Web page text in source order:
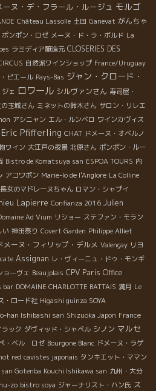
ーヌ・デ・フラール・ルージュ モルゴ
Château Lassolle 土田 Ganevat がんちゃ
ポンポン・ロゼ メーヌ・ド・ラ・ボルド La
ラミディア醸造元 CLOSERIES DES
自然派ワインショップ France/Uruguay
ピエール Pays-Bas ジャン・クロード・
ェ ロワール シルヴァンさん 寿司屋・
玉城さん ミネットの鈴木さん サロン・リレエ
アシニャン エル・ルンベロ ワインカヴィス
Eric Pfifferling CHAT ドメーヌ・オベルノ
ワイン 大江戸の夜景 北原さん ポンポン・ルー
Bistro de Komatsuya san ESPOA TOURS 内
アコワボン Marie-lo de l'Anglore La Colline
長女のマドレーヌちゃん ロマン・シャプイ
Lapierre Confianza 2016 Julien
Ad Vium リショー ステファン・モラン
い 神田祭り Covert Garden Philippe Alliet
メーヌ・フィリップ・デルメ Valençay リヨ
Assignan レ・ヴィーニュ・ドゥ・モンギ
ョーヴェ Beaujplais CPV Paris Office
bar DOMAINE CHARLOTTE BATTAIS 満月 Le
・ロード社 Higashi guinza SOYA
han Ishibashi san Shizuoka Japon France
ック ダヴィッド・シャペル シノン マルセ
・ベル ロゼ Bourgone Blanc ドメーヌ・ラゲ
red cavistes japonais タンキエット・ママン
Gotenba Kouchi Ishikawa san 九州・大分
zo bistro soya ジャーナリスト・ハン氏 ス